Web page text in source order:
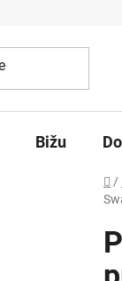
Bižu
/